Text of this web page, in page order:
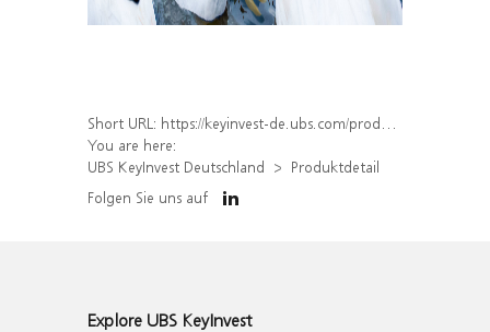
Short URL: https://keyinvest-de.ubs.com/produkt/detail/index/isin/DE000WA590S5
You are here:
UBS KeyInvest Deutschland
Produktdetail
Folgen Sie uns auf
Explore UBS KeyInvest